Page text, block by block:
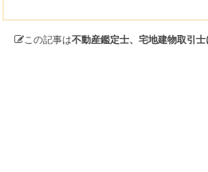
この記事は不動産鑑定士、宅地建物取引